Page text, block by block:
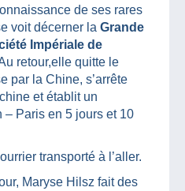
de ses rares
voit décerner la Grande
Impériale de
retour,elle quitte le
par la Chine, s’arrête
et établit un
– Paris en 5 jours et 10
transporté à l’aller.
Maryse Hilsz fait des